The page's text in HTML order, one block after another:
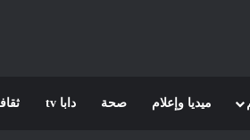
ميديا وإعلام صحة دابا tv